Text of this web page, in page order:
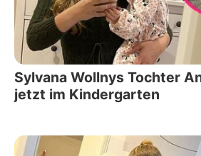
Sylvana Wollnys Tochter
jetzt im Kindergarten